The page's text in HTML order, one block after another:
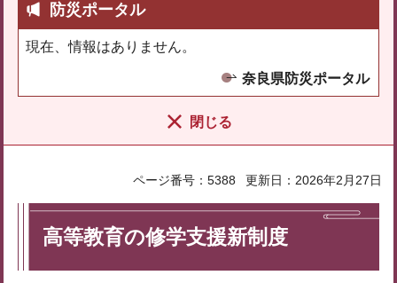
防災ポータル
現在、情報はありません。
奈良県防災ポータル
閉じる
ページ番号：5388 更新日：2026年2月27日
高等教育の修学支援新制度